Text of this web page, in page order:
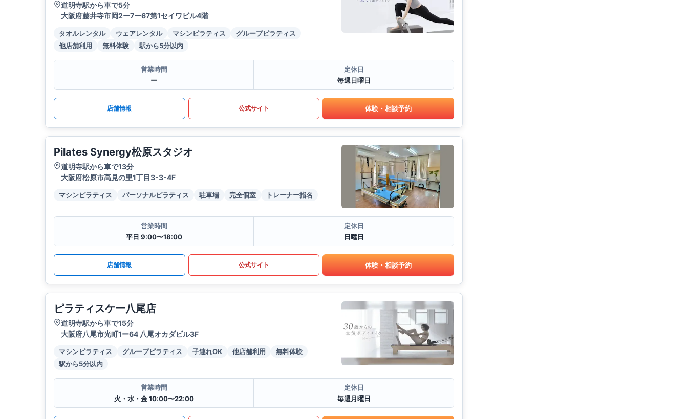
道明寺駅から車で5分
大阪府藤井寺市岡2ー7ー67第1セイワビル4階
タオルレンタル ウェアレンタル マシンピラティス
グループピラティス
他店舗利用
無料体験 駅から5分以内
営業時間
ー
定休日
毎週日曜日
店舗情報 公式サイト 体験・相談予約
Pilates Synergy松原スタジオ
道明寺駅から車で13分
大阪府松原市高見の里1丁目3-3-4F
マシンピラティス パーソナルピラティス 駐車場 完全個室 トレーナー指名
営業時間
平日 9:00〜18:00
定休日
日曜日
店舗情報 公式サイト 体験・相談予約
ピラティスケー八尾店
道明寺駅から車で15分
大阪府八尾市光町1ー64 八尾オカダビル3F
マシンピラティス グループピラティス 子連れOK 他店舗利用
無料体験
駅から5分以内
営業時間
火・水・金 10:00〜22:00
定休日
毎週月曜日